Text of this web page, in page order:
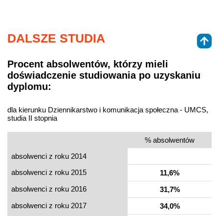
DALSZE STUDIA
Procent absolwentów, którzy mieli
doświadczenie studiowania po uzyskaniu
dyplomu:
dla kierunku Dziennikarstwo i komunikacja społeczna - UMCS,
studia II stopnia
% absolwentów
absolwenci z roku 2014
absolwenci z roku 2015
11,6%
absolwenci z roku 2016
31,7%
absolwenci z roku 2017
34,0%